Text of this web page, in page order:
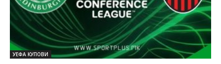
УЕФА КУПОВИ